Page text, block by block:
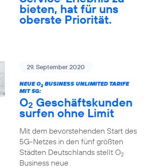
bieten, hat für uns
oberste Priorität.
29. September 2020
NEUE O2BUSINESS UNLIMITED TARIFE
MIT 5G:
O2 Geschäftskunden
surfen ohne Limit
Mit dem bevorstehenden Start des
5G-Netzes in den fünf größten
Städten Deutschlands stellt O2
Business neue